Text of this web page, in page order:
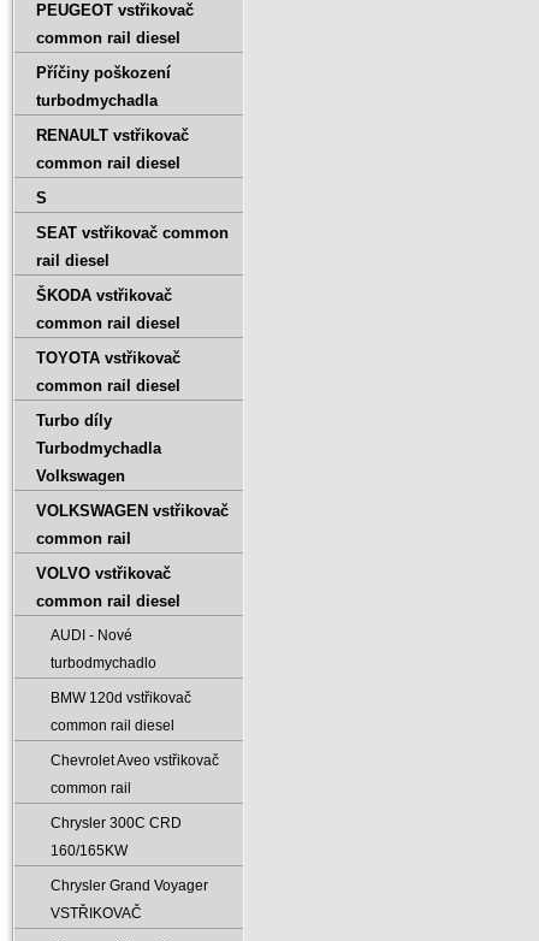
PEUGEOT vstřikovač
common rail diesel
Příčiny poškození
turbodmychadla
RENAULT vstřikovač
common rail diesel
S
SEAT vstřikovač common
rail diesel
ŠKODA vstřikovač
common rail diesel
TOYOTA vstřikovač
common rail diesel
Turbo díly
Turbodmychadla
Volkswagen
VOLKSWAGEN vstřikovač
common rail
VOLVO vstřikovač
common rail diesel
AUDI - Nové
turbodmychadlo
BMW 120d vstřikovač
common rail diesel
Chevrolet Aveo vstřikovač
common rail
Chrysler 300C CRD
160/165KW
Chrysler Grand Voyager
VSTŘIKOVAČ